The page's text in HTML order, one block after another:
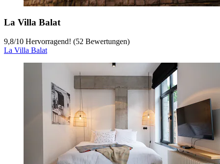
La Villa Balat
9,8/10 Hervorragend! (52 Bewertungen)
La Villa Balat